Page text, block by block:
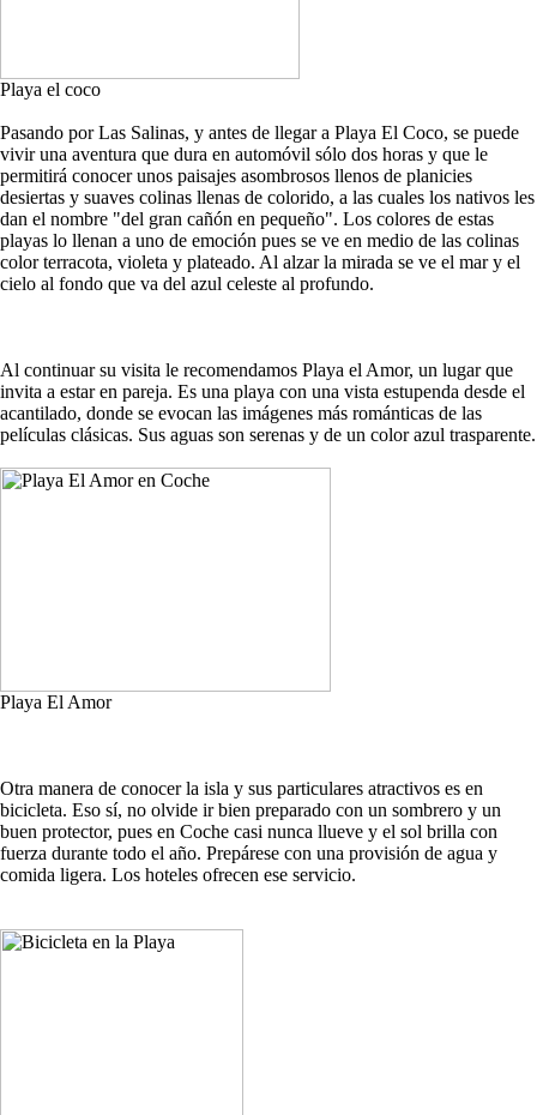
Playa el coco
Pasando por Las Salinas, y antes de llegar a Playa El Coco, se puede
vivir una aventura que dura en automóvil sólo dos horas y que le
permitirá conocer unos paisajes asombrosos llenos de planicies
desiertas y suaves colinas llenas de colorido, a las cuales los nativos les
dan el nombre "del gran cañón en pequeño". Los colores de estas
playas lo llenan a uno de emoción pues se ve en medio de las colinas
color terracota, violeta y plateado. Al alzar la mirada se ve el mar y el
cielo al fondo que va del azul celeste al profundo.
Al continuar su visita le recomendamos Playa el Amor, un lugar que
invita a estar en pareja. Es una playa con una vista estupenda desde el
acantilado, donde se evocan las imágenes más románticas de las
películas clásicas. Sus aguas son serenas y de un color azul trasparente.
Playa El Amor
Otra manera de conocer la isla y sus particulares atractivos es en
bicicleta. Eso sí, no olvide ir bien preparado con un sombrero y un
buen protector, pues en Coche casi nunca llueve y el sol brilla con
fuerza durante todo el año. Prepárese con una provisión de agua y
comida ligera. Los hoteles ofrecen ese servicio.